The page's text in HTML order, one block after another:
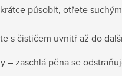
působit, otřete
s čističem uvnitř až do
– zaschlá pěna se